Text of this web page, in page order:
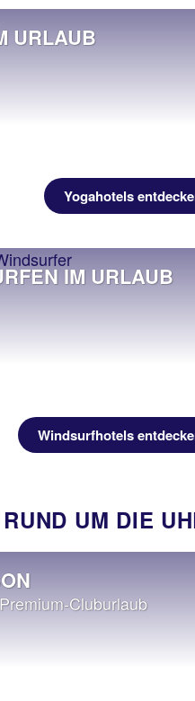
URLAUB
Yogahotels
IM URLAUB
Windsurfhotels
UM DIE
Cluburlaub